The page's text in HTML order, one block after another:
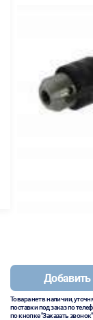
Добавить
Товара нет в наличии,
поставки под заказ по
по кнопке "Заказать звонок"